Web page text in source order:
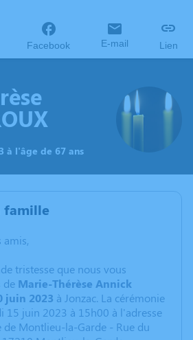
Facebook E-mail Lien
à l'âge de 67 ans
famille
amis,
tristesse que nous vous
de Marie-Thérèse Annick
juin 2023 à Jonzac. La cérémonie
15 juin 2023 à 15h00 à l'adresse
de Montlieu-la-Garde - Rue du